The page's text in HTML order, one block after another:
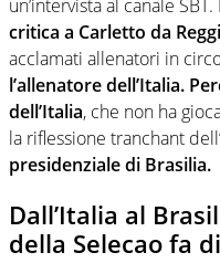
un’intervista al canale
critica a Carletto da
acclamati allenatori in
l’allenatore dell’Italia.
dell’Italia, che non ha
la riflessione tranchant
presidenziale di Brasilia.
Dall’Italia al
della Selecao fa